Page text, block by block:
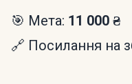
🎯 Мета: 11 000 ₴
🔗 Посилання на